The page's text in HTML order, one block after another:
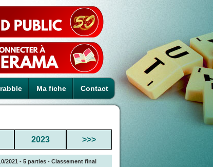
Ma fiche Contact
2023 >>>
2021 - 5 parties - Classement final